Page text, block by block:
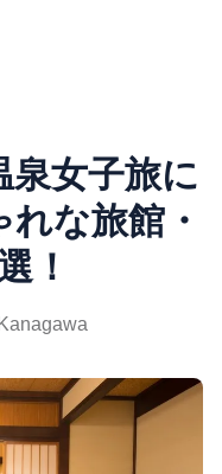
女子旅に
な旅館・
！
Kanagawa